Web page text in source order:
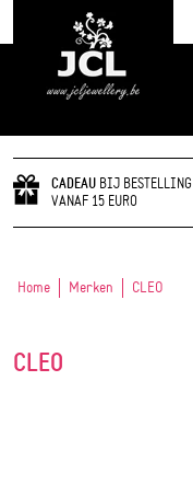
CADEAU BIJ BESTELLING
VANAF 15 EURO
Home Merken CLEO
CLEO